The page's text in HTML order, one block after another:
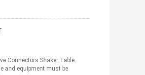
Connectors Shaker Table
and equipment must be